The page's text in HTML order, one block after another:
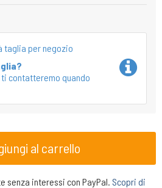
taglia per negozio
contatteremo quando
al carrello
senza interessi con PayPal. Scopri di